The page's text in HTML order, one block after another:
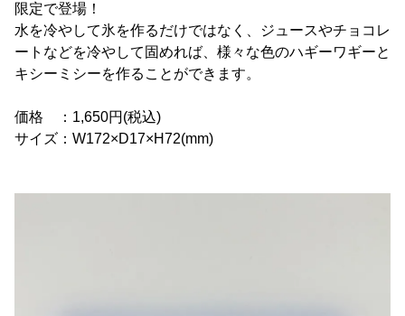
限定で登場！
水を冷やして氷を作るだけではなく、ジュースやチョコレ
ートなどを冷やして固めれば、様々な色のハギーワギーと
キシーミシーを作ることができます。
価格 ：1,650円(税込)
サイズ：W172×D17×H72(mm)